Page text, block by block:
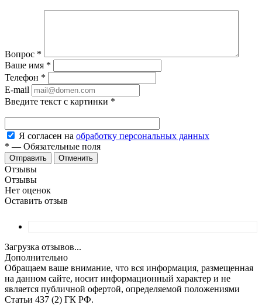
Вопрос *
Ваше имя *
Телефон *
E-mail
Введите текст с картинки *
Я согласен на обработку персональных данных
* — Обязательные поля
Отменить
Отзывы
Отзывы
Нет оценок
Оставить отзыв
Загрузка отзывов...
Дополнительно
Обращаем ваше внимание, что вся информация, размещенная
на данном сайте, носит информационный характер и не
является публичной офертой, определяемой положениями
Статьи 437 (2) ГК РФ.